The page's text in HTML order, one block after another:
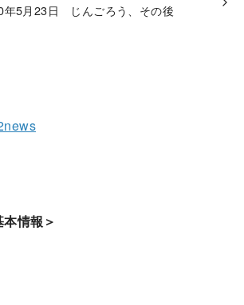
5月23日 じんごろう、その後
情報＞